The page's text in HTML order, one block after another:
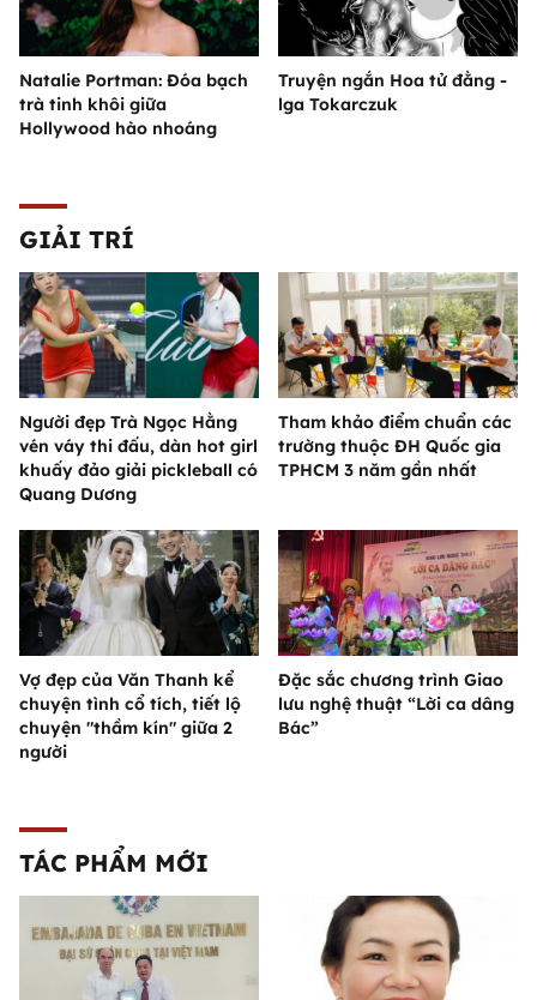
Natalie Portman: Đóa bạch
trà tinh khôi giữa
Hollywood hào nhoáng
Truyện ngắn Hoa tử đằng -
lga Tokarczuk
GIẢI TRÍ
Người đẹp Trà Ngọc Hằng
vén váy thi đấu, dàn hot girl
khuấy đảo giải pickleball có
Quang Dương
Tham khảo điểm chuẩn các
trường thuộc ĐH Quốc gia
TPHCM 3 năm gần nhất
Vợ đẹp của Văn Thanh kể
chuyện tình cổ tích, tiết lộ
chuyện "thầm kín" giữa 2
người
Đặc sắc chương trình Giao
lưu nghệ thuật “Lời ca dâng
Bác”
TÁC PHẨM MỚI